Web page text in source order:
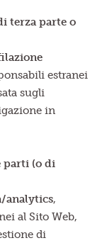
terza parte o
estranei
sugli
in
parti (o di
analytics,
al Sito Web,
di